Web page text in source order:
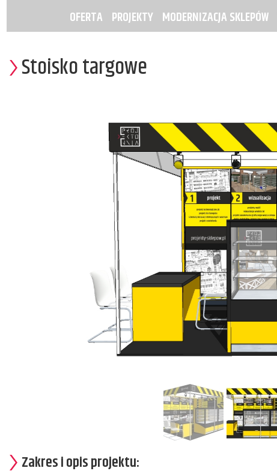
OFERTA PROJEKTY MODERNIZACJA SKLEPÓW
Stoisko targowe
Zakres i opis projektu: